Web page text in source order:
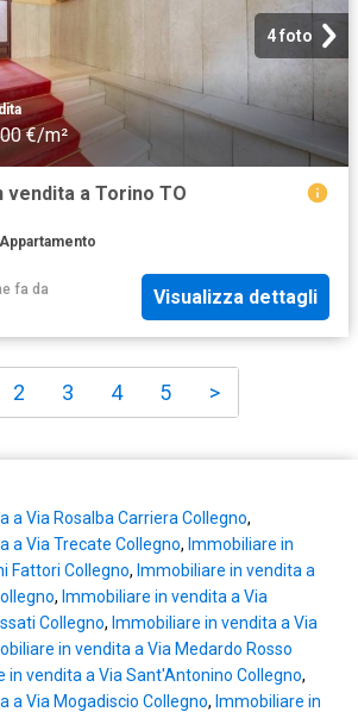
4 foto
€/m²
vendita a Torino TO
Appartamento
fa da
Visualizza dettagli
2 3 4 5 >
a Via Rosalba Carriera Collegno,
a Via Trecate Collegno, Immobiliare in
Fattori Collegno, Immobiliare in vendita a
, Immobiliare in vendita a Via
Collegno, Immobiliare in vendita a Via
in vendita a Via Medardo Rosso
in vendita a Via Sant'Antonino Collegno,
a Via Mogadiscio Collegno, Immobiliare in